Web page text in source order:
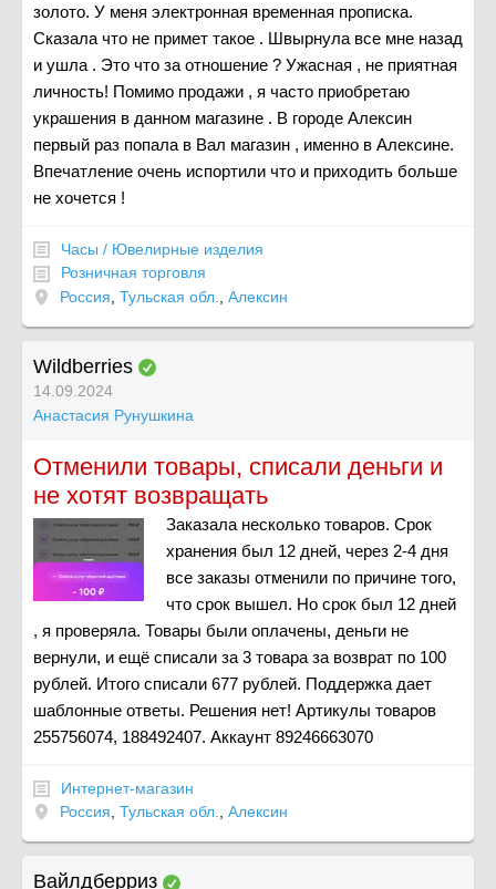
золото. У меня электронная временная прописка.
Сказала что не примет такое . Швырнула все мне назад
и ушла . Это что за отношение ? Ужасная , не приятная
личность! Помимо продажи , я часто приобретаю
украшения в данном магазине . В городе Алексин
первый раз попала в Вал магазин , именно в Алексине.
Впечатление очень испортили что и приходить больше
не хочется !
Часы / Ювелирные изделия
Розничная торговля
Россия Тульская обл. Алексин
Wildberries
14.09.2024
Анастасия Рунушкина
Отменили товары, списали деньги и
не хотят возвращать
Заказала несколько товаров. Срок
хранения был 12 дней, через 2-4 дня
все заказы отменили по причине того,
что срок вышел. Но срок был 12 дней
, я проверяла. Товары были оплачены, деньги не
вернули, и ещё списали за 3 товара за возврат по 100
рублей. Итого списали 677 рублей. Поддержка дает
шаблонные ответы. Решения нет! Артикулы товаров
255756074, 188492407. Аккаунт 89246663070
Интернет-магазин
Россия Тульская обл. Алексин
Вайлдберриз